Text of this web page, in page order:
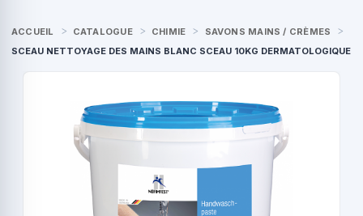
ACCUEIL CATALOGUE CHIMIE
SAVONS MAINS / CRÈMES
SCEAU NETTOYAGE DES MAINS BLANC SCEAU 10KG DERMATOLOGIQUE